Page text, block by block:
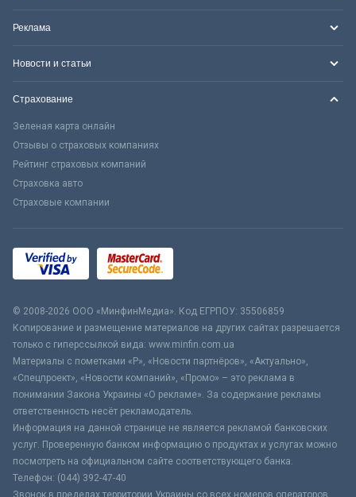
Реклама
Новости и статьи
Страхование
Зеленая карта онлайн
Отзывы о страховых компаниях
Рейтинг страховых компаний
Страховка авто
Страховые компании
© 2008-2026 ООО «МинфинМедиа». Код ЕГРПОУ: 35506859
Копирование и размещение материалов на других сайтах разрешается
только с гиперссылкой вида: www.minfin.com.ua
Материалы с пометками «Р», «Новости партнёров», «Актуально»,
«Спецпроект», «Новости компаний», «Промо» – это реклама в
понимании Закона Украины «О рекламе». За содержание рекламы
ответственность несёт рекламодатель.
Информация на данной странице не является рекламой банковских
услуг. Проверенную банком информацию о продуктах и услугах можно
посмотреть на официальном сайте соответствующего банка.
Телефон: (044) 392-47-40
Звонок в пределах территории Украины со всех номеров операторов